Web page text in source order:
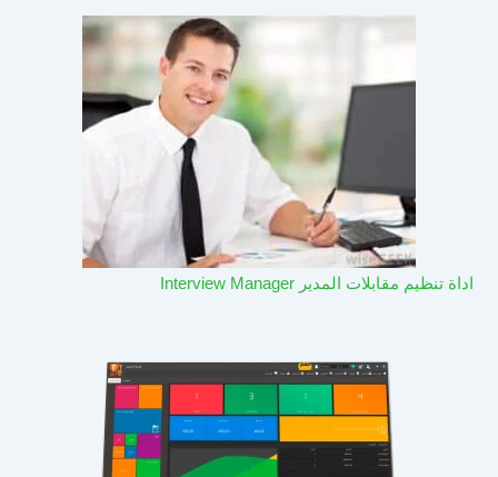
اداة تنظيم مقابلات المدير Interview Manager